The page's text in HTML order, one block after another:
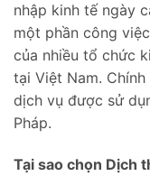
nhập kinh tế ngày
một phần công
của nhiều tổ chức
tại Việt Nam. Chính
dịch vụ được sử
Pháp.
Tại sao chọn Dịch